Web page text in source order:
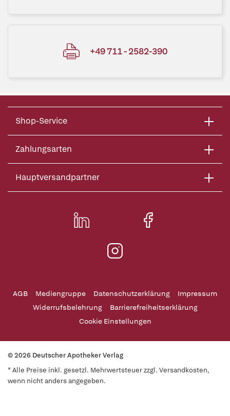
+49 711 - 2582-390
Shop-Service
Zahlungsarten
Hauptversandpartner
AGB Mediengruppe Datenschutzerklärung
Impressum
Widerrufsbelehrung
Barrierefreiheitserklärung
Cookie Einstellungen
© 2026 Deutscher Apotheker Verlag
* Alle Preise inkl. gesetzl. Mehrwertsteuer zzgl. Versandkosten,
wenn nicht anders angegeben.